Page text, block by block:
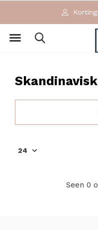
Skandinavisk
Seen 0